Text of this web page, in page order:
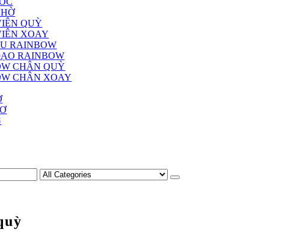
QUỲ
XOAY
RAINBOW
RAINBOW
CHÂN QUỲ
CHÂN XOAY